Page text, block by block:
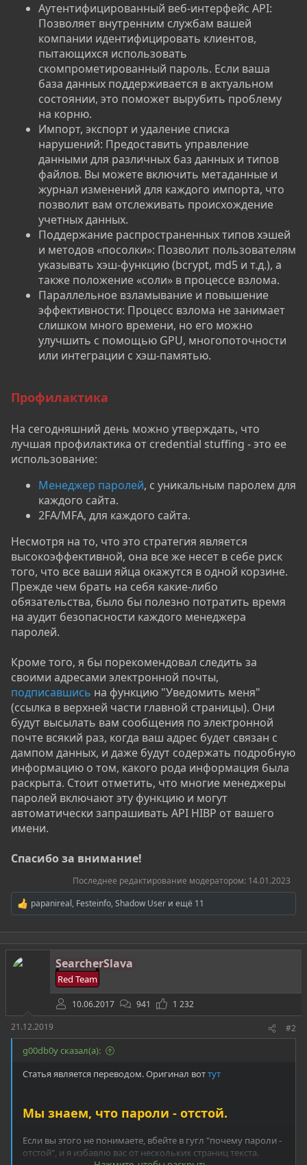
Аутентифицированный веб-интерфейс API:
Позволяет внутренним службам вашей
компании идентифицировать клиентов,
пытающихся использовать
скомпрометированный пароль. Если ваша
база данных поддерживается в актуальном
состоянии, это поможет вырубить проблему
на корню.
Импорт, экспорт и удаление списка
нарушений: Предоставить управление
данными для различных баз данных и типов
файлов. Вы можете включить метаданные и
журнал изменений для каждого импорта, что
позволит вам отслеживать происхождение
учетных данных.
Поддержание распространенных типов хэшей
и методов «посолки»: Позволит пользователям
указывать хэш-функцию (bcrypt, md5 и т.д.), а
также положение «соли» в процессе взлома.
Параллельное взламывание и повышение
эффективности: Процесс взлома не занимает
слишком много времени, но его можно
улучшить с помощью GPU, многопоточности
или интеграции с хэш-памятью.
Профилактика
На сегодняшний день можно утверждать, что
лучшая профилактика от credential stuffing - это ее
использование:
Менеджер паролей, с уникальным паролем для
каждого сайта.
2FA/MFA, для каждого сайта.
Несмотря на то, что это стратегия является
высокоэффективной, она все же несет в себе риск
того, что все ваши яйца окажутся в одной корзине.
Прежде чем брать на себя какие-либо
обязательства, было бы полезно потратить время
на аудит безопасности каждого менеджера
паролей.
Кроме того, я бы порекомендовал следить за
своими адресами электронной почты,
подписавшись на функцию "Уведомить меня"
(ссылка в верхней части главной страницы). Они
будут высылать вам сообщения по электронной
почте всякий раз, когда ваш адрес будет связан с
дампом данных, и даже будут содержать подробную
информацию о том, какого рода информация была
раскрыта. Стоит отметить, что многие менеджеры
паролей включают эту функцию и могут
автоматически запрашивать API HIBP от вашего
имени.
Спасибо за внимание!
Последнее редактирование модератором: 14.01.2023
Р
е
а
ц
и
papanireal, Festeinfo,Shadow User и ещё 11
SearcherSlava
Red Team
10.06.2017 941
1 232
21.12.2019
#2
g00db0y сказал(а):
Статья является переводом. Оригинал воттут
Мы знаем, что пароли - отстой.
Если вы этого не понимаете, вбейте в гугл "почему пароли -
отстой", и я избавлю вас от нескольких страниц текста.